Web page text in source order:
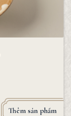
Thêm sản phẩm